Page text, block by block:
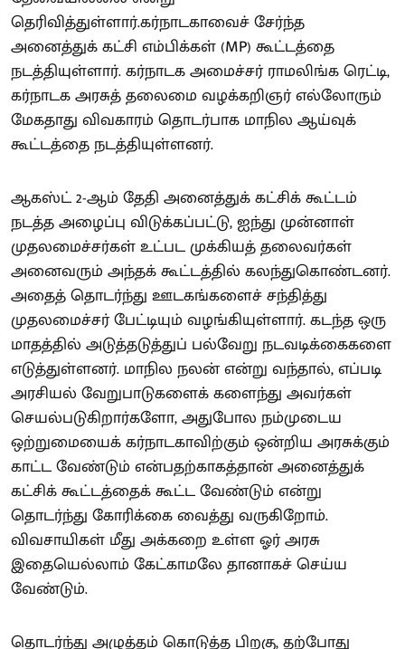
தெரிவித்துள்ளார்.கர்நாடகாவைச் சேர்ந்த
அனைத்துக் கட்சி எம்பிக்கள் (MP) கூட்டத்தை
நடத்தியுள்ளார். கர்நாடக அமைச்சர் ராமலிங்க ரெட்டி,
கர்நாடக அரசுத் தலைமை வழக்கறிஞர் எல்லோரும்
மேகதாது விவகாரம் தொடர்பாக மாநில ஆய்வுக்
கூட்டத்தை நடத்தியுள்ளனர்.
ஆகஸ்ட் 2-ஆம் தேதி அனைத்துக் கட்சிக் கூட்டம்
நடத்த அழைப்பு விடுக்கப்பட்டு, ஐந்து முன்னாள்
முதலமைச்சர்கள் உட்பட முக்கியத் தலைவர்கள்
அனைவரும் அந்தக் கூட்டத்தில் கலந்துகொண்டனர்.
அதைத் தொடர்ந்து ஊடகங்களைச் சந்தித்து
முதலமைச்சர் பேட்டியும் வழங்கியுள்ளார். கடந்த ஒரு
மாதத்தில் அடுத்தடுத்துப் பல்வேறு நடவடிக்கைகளை
எடுத்துள்ளனர். மாநில நலன் என்று வந்தால், எப்படி
அரசியல் வேறுபாடுகளைக் களைந்து அவர்கள்
செயல்படுகிறார்களோ, அதுபோல நம்முடைய
ஒற்றுமையைக் கர்நாடகாவிற்கும் ஒன்றிய அரசுக்கும்
காட்ட வேண்டும் என்பதற்காகத்தான் அனைத்துக்
கட்சிக் கூட்டத்தைக் கூட்ட வேண்டும் என்று
தொடர்ந்து கோரிக்கை வைத்து வருகிறோம்.
விவசாயிகள் மீது அக்கறை உள்ள ஓர் அரசு
இதையெல்லாம் கேட்காமலே தானாகச் செய்ய
வேண்டும்.
தொடர்ந்து அழுத்தம் கொடுத்த பிறகு, தற்போது